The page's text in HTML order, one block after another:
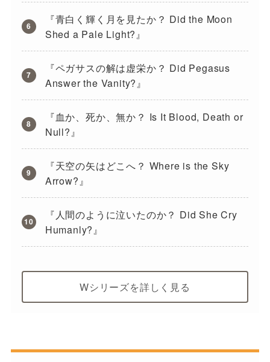
『青白く輝く月を見たか？ Did the Moon
Shed a Pale Light?』
『ペガサスの解は虚栄か？ Did Pegasus
Answer the Vanity?』
『血か、死か、無か？ Is It Blood, Death or
Null?』
『天空の矢はどこへ？ Where is the Sky
Arrow?』
『人間のように泣いたのか？ Did She Cry
Humanly?』
Wシリーズを詳しく見る